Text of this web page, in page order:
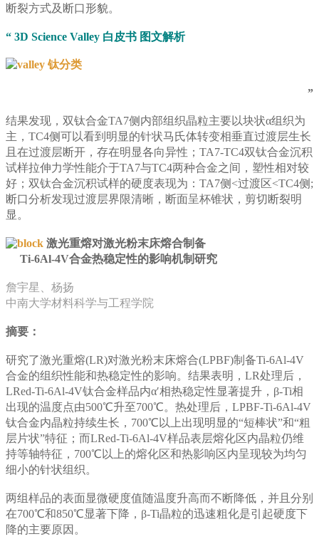
断裂方式及断口形貌。
“ 3D Science Valley 白皮书 图文解析
”
结果发现，双钛合金TA7侧内部组织晶粒主要以块状α组织为
主，TC4侧可以看到明显的针状马氏体转变相垂直过渡层生长
且在过渡层断开，存在明显各向异性；TA7-TC4双钛合金沉积
试样拉伸力学性能介于TA7与TC4两种合金之间，塑性相对较
好；双钛合金沉积试样的硬度表现为：TA7侧<过渡区<TC4侧;
断口分析发现过渡层界限清晰，断面呈杯锥状，剪切断裂明
显。
激光重熔对激光粉末床熔合制备
Ti-6Al-4V合金热稳定性的影响机制研究
詹宇星、杨扬
中南大学材料科学与工程学院
摘要：
研究了激光重熔(LR)对激光粉末床熔合(LPBF)制备Ti-6Al-4V
合金的组织性能和热稳定性的影响。结果表明，LR处理后，
LRed-Ti-6Al-4V钛合金样品内α′相热稳定性显著提升，β-Ti相
出现的温度点由500℃升至700℃。热处理后，LPBF-Ti-6Al-4V
钛合金内晶粒持续生长，700℃以上出现明显的“短棒状”和“粗
层片状”特征；而LRed-Ti-6Al-4V样品表层熔化区内晶粒仍维
持等轴特征，700℃以上的熔化区和热影响区内呈现较为均匀
细小的针状组织。
两组样品的表面显微硬度值随温度升高而不断降低，并且分别
在700℃和850℃显著下降，β-Ti晶粒的迅速粗化是引起硬度下
降的主要原因。